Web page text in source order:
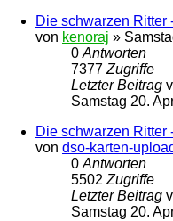
Die schwarzen Ritter
von kenoraj »
0Antworten
7377Zugriffe
Letzter Beitrag
Samstag 20.
Die schwarzen Ritter
von dso-karten-
0Antworten
5502Zugriffe
Letzter Beitrag
Samstag 20.